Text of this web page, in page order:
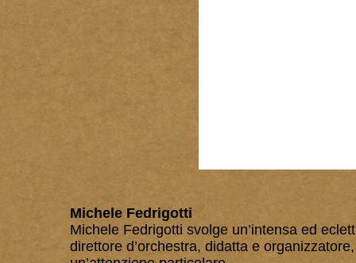
Michele Fedrigotti
Michele Fedrigotti svolge un’intensa ed
direttore d’orchestra, didatta e